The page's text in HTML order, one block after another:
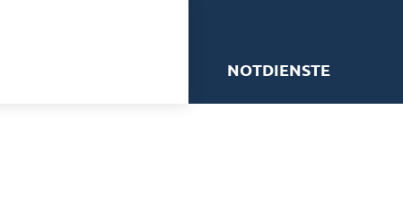
NOTDIENSTE